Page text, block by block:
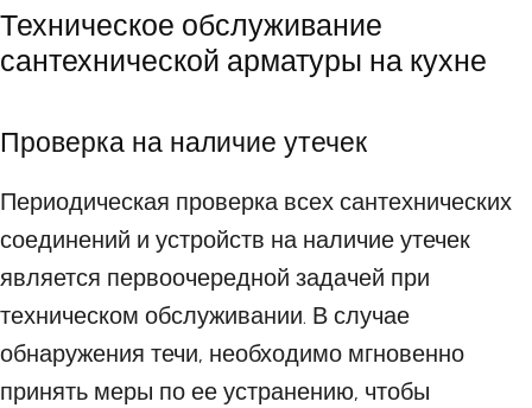
Техническое обслуживание
сантехнической арматуры на кухне
Проверка на наличие утечек
Периодическая проверка всех сантехнических
соединений и устройств на наличие утечек
является первоочередной задачей при
техническом обслуживании. В случае
обнаружения течи, необходимо мгновенно
принять меры по ее устранению, чтобы